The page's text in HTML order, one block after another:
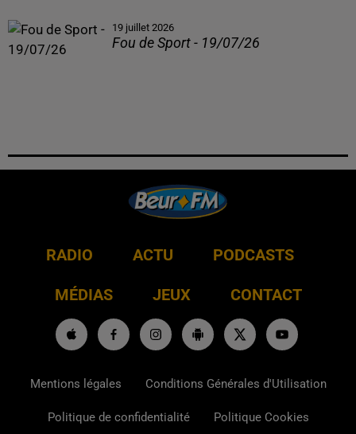
19 juillet 2026
Fou de Sport - 19/07/26
RADIO ACTU PODCASTS
MÉDIAS JEUX CONTACT
Mentions légales Conditions Générales d'Utilisation
Politique de confidentialité Politique Cookies